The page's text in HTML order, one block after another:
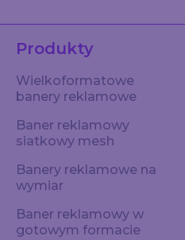
Produkty
Wielkoformatowe
banery reklamowe
Baner reklamowy
siatkowy mesh
Banery reklamowe na
wymiar
Baner reklamowy w
gotowym formacie